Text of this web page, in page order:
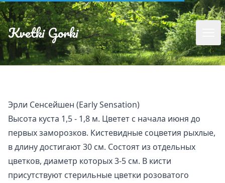
Kvetki Gorki
Эрли Сенсейшен (Early Sensation)
Высота куста 1,5 - 1,8 м. Цветет с начала июня до
первых заморозков. Кистевидные соцветия рыхлые,
в длину достигают 30 см. Состоят из отдельных
цветков, диаметр которых 3-5 см. В кисти
присутствуют стерильные цветки розоватого